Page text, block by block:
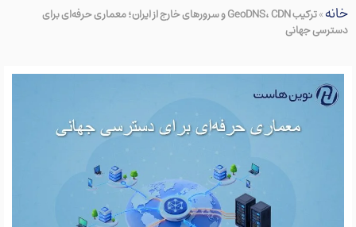
خانه»
ترکیب GeoDNS، CDN و سرورهای خارج از ایران؛ معماری حرفه‌ای برای
دسترسی جهانی